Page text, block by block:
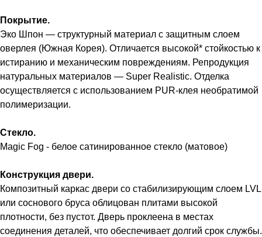
Покрытие.
Эко Шпон — структурный материал с защитным слоем
оверлея (Южная Корея). Отличается высокой* стойкостью к
истиранию и механическим повреждениям. Репродукция
натуральных материалов — Super Realistic. Отделка
осуществляется с использованием PUR-клея необратимой
полимеризации.
Стекло.
Magic Fog - белое сатинированное стекло (матовое)
Конструкция двери.
Композитный каркас двери со стабилизирующим слоем LVL
или соснового бруса облицован плитами высокой
плотности, без пустот. Дверь проклеена в местах
соединения деталей, что обеспечивает долгий срок службы.